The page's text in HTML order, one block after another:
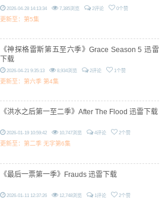
2026-04-28 14:13:34 7,385浏览 2评论 0个赞
更新至：第5集
《神探格雷斯第五至六季》Grace Season 5 迅雷
下载
2026-04-21 9:35:13 8,934浏览 2评论 1个赞
更新至：第六季 第4集
《洪水之后第一至二季》After The Flood 迅雷下载
2026-01-19 10:59:42 10,747浏览 4评论 2个赞
更新至：第二季 无字第6集
《最后一票第一季》Frauds 迅雷下载
2026-01-11 12:37:26 12,748浏览 1评论 2个赞